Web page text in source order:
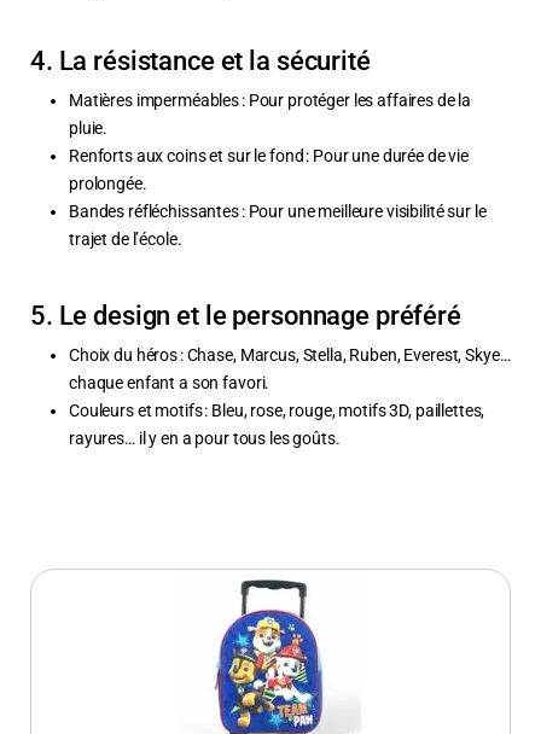
4. La résistance et la sécurité
Matières imperméables : Pour protéger les affaires de la
pluie.
Renforts aux coins et sur le fond : Pour une durée de vie
prolongée.
Bandes réfléchissantes : Pour une meilleure visibilité sur le
trajet de l’école.
5. Le design et le personnage préféré
Choix du héros : Chase, Marcus, Stella, Ruben, Everest, Skye…
chaque enfant a son favori.
Couleurs et motifs : Bleu, rose, rouge, motifs 3D, paillettes,
rayures… il y en a pour tous les goûts.